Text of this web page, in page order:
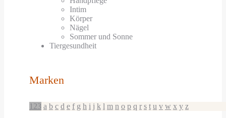
Intim
Körper
Nägel
Sommer und Sonne
Tiergesundheit
Marken
123 a b c d e f g h i j k l m n o p q r s t u v w x y z